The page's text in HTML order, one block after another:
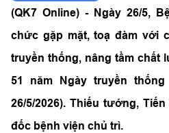
(QK7 Online) - Ngày 26/5,
chức gặp mặt, toạ đàm với
truyền thống, nâng tầm chất
51 năm Ngày truyền thống
26/5/2026). Thiếu tướng,
đốc bệnh viện chủ trì.